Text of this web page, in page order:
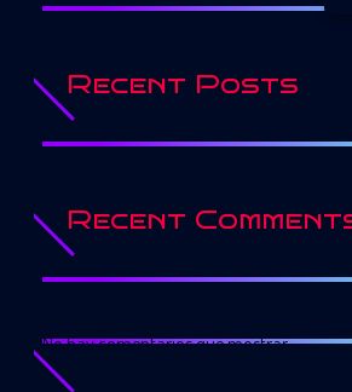
Recent Posts
Recent
No hay comentarios que mostrar.